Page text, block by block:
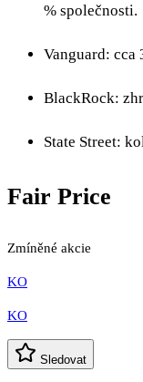
% společnosti.
Vanguard: cca
BlackRock:
State Street:
Fair Price
Zmíněné akcie
KO
KO
Sledovat